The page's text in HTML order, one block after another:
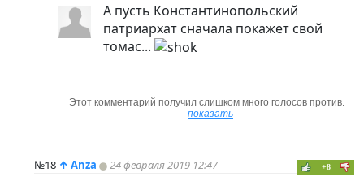
А пусть Константинопольский
патриархат сначала покажет свой
томас...
Этот комментарий получил слишком много голосов против.
показать
№18 ↑ Anza 24 февраля 2019 12:47 +8